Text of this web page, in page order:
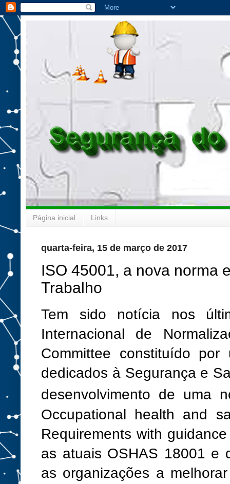
Página inicial Links
quarta-feira, 15 de março de 2017
ISO 45001, a nova norma
Trabalho
Tem sido notícia nos
Internacional de
Committee constituído
dedicados à Segurança e
desenvolvimento de uma
Occupational health and
Requirements with
as atuais OSHAS 18001 e
as organizações a